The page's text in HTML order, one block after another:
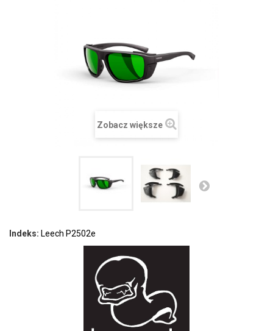
Zobacz większe
Indeks: Leech P2502e